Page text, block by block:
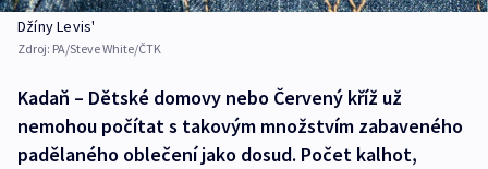
Džíny Levis'
Zdroj: PA/Steve White/ČTK
Kadaň – Dětské domovy nebo Červený kříž už
nemohou počítat s takovým množstvím zabaveného
padělaného oblečení jako dosud. Počet kalhot,